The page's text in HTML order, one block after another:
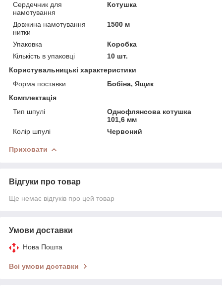
Сердечник для
намотування
Котушка
Довжина намотування
нитки
1500 м
Упаковка
Коробка
Кількість в упаковці
10 шт.
Користувальницькі характеристики
Форма поставки
Бобіна, Ящик
Комплектація
Тип шпулі
Однофлянсова котушка
101,6 мм
Колір шпулі
Червоний
Приховати
Відгуки про товар
Ще немає відгуків про цей товар
Умови доставки
Нова Пошта
Всі умови доставки